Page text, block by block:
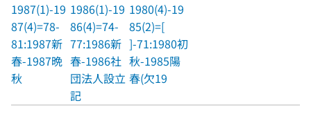
1987(1)-19
87(4)=78-
81:1987新
春-1987晩
秋
1986(1)-19
86(4)=74-
77:1986新
春-1986社
団法人設立
記
1980(4)-19
85(2)=[
]-71:1980初
秋-1985陽
春(欠19